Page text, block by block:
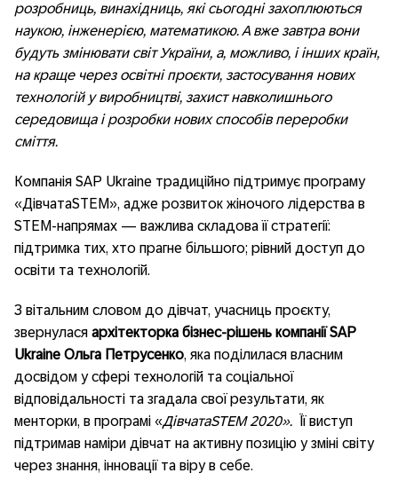
розробниць, винахідниць, які сьогодні захоплюються
наукою, інженерією, математикою. А вже завтра вони
будуть змінювати світ України, а, можливо, і інших країн,
на краще через освітні проєкти, застосування нових
технологій у виробництві, захист навколишнього
середовища і розробки нових способів переробки
сміття.
Компанія SAP Ukraine традиційно підтримує програму
«ДівчатаSTEM», адже розвиток жіночого лідерства в
STEM-напрямах — важлива складова її стратегії:
підтримка тих, хто прагне більшого; рівний доступ до
освіти та технологій.
З вітальним словом до дівчат, учасниць проєкту,
звернулася архітекторка бізнес-рішень компаніїSAP
Ukraine Ольга Петрусенко, яка поділилася власним
досвідом у сфері технологій та соціальної
відповідальності та згадала свої результати, як
менторки, в програмі «ДівчатаSTEM 2020».
Її виступ
підтримав наміри дівчат на активну позицію у зміні світу
через знання, інновації та віру в себе.